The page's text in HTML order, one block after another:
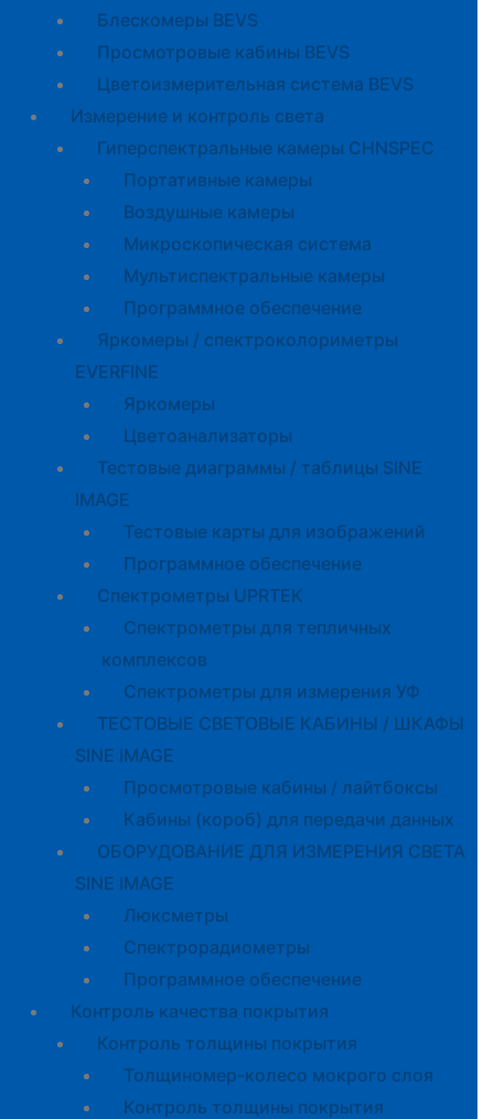
Блескомеры BEVS
Просмотровые кабины BEVS
Цветоизмерительная система BEVS
Измерение и контроль света
Гиперспектральные камеры CHNSPEC
Портативные камеры
Воздушные камеры
Микроскопическая система
Мультиспектральные камеры
Программное обеспечение
Яркомеры / спектроколориметры
EVERFINE
Яркомеры
Цветоанализаторы
Тестовые диаграммы / таблицы SINE
IMAGE
Тестовые карты для изображений
Программное обеспечение
Спектрометры UPRTEK
Спектрометры для тепличных
комплексов
Спектрометры для измерения УФ
ТЕСТОВЫЕ СВЕТОВЫЕ КАБИНЫ / ШКАФЫ
SINE IMAGE
Просмотровые кабины / лайтбоксы
Кабины (короб) для передачи данных
ОБОРУДОВАНИЕ ДЛЯ ИЗМЕРЕНИЯ СВЕТА
SINE IMAGE
Люксметры
Спектрорадиометры
Программное обеспечение
Контроль качества покрытия
Контроль толщины покрытия
Толщиномер-колесо мокрого слоя
Контроль толщины покрытия